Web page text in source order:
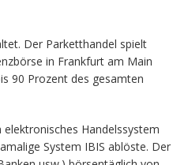
Der Parketthandel spielt
in Frankfurt am Main
90 Prozent des gesamten
elektronisches Handelssystem
System IBIS ablöste. Der